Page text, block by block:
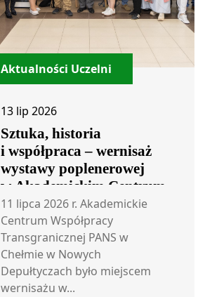
Aktualności Uczelni
13 lip 2026
Sztuka, historia
i współpraca – wernisaż
wystawy poplenerowej
w Akademickim Centrum
Współpracy
Transgranicznej
11 lipca 2026 r. Akademickie
Centrum Współpracy
Transgranicznej PANS w
Chełmie w Nowych
Depułtyczach było miejscem
wernisażu w...